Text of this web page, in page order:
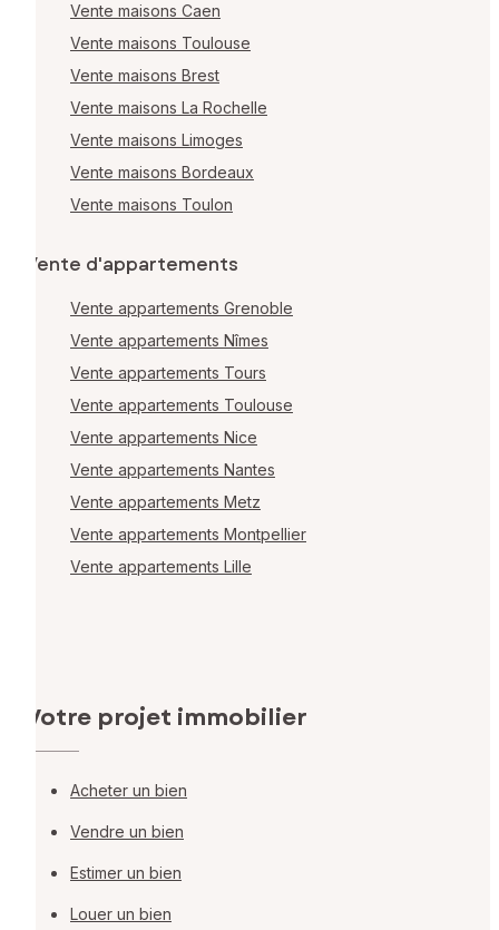
Vente maisons Caen
Vente maisons Toulouse
Vente maisons Brest
Vente maisons La Rochelle
Vente maisons Limoges
Vente maisons Bordeaux
Vente maisons Toulon
Vente d'appartements
Vente appartements Grenoble
Vente appartements Nîmes
Vente appartements Tours
Vente appartements Toulouse
Vente appartements Nice
Vente appartements Nantes
Vente appartements Metz
Vente appartements Montpellier
Vente appartements Lille
Votre projet immobilier
Acheter un bien
Vendre un bien
Estimer un bien
Louer un bien